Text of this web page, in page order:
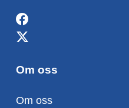
Om oss
Om oss